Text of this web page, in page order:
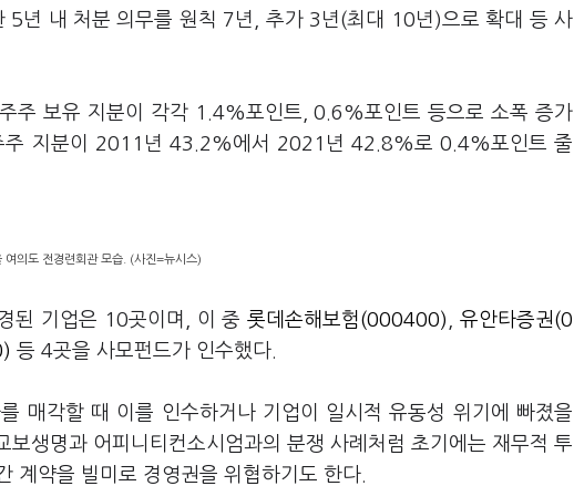
5년 내 처분 의무를 원칙 7년, 추가 3년(최대 10년)으로 확대 등 사
주 보유 지분이 각각 1.4%포인트, 0.6%포인트 등으로 소폭 증가
주 지분이 2011년 43.2%에서 2021년 42.8%로 0.4%포인트 줄
여의도 전경련회관 모습. (사진=뉴시스)
된 기업은 10곳이며, 이 중롯데손해보험(000400) ,유안타증권(0
등 4곳을 사모펀드가 인수했다.
매각할 때 이를 인수하거나 기업이 일시적 유동성 위기에 빠졌을
생명과 어피니티컨소시엄과의 분쟁 사례처럼 초기에는 재무적 투
계약을 빌미로 경영권을 위협하기도 한다.